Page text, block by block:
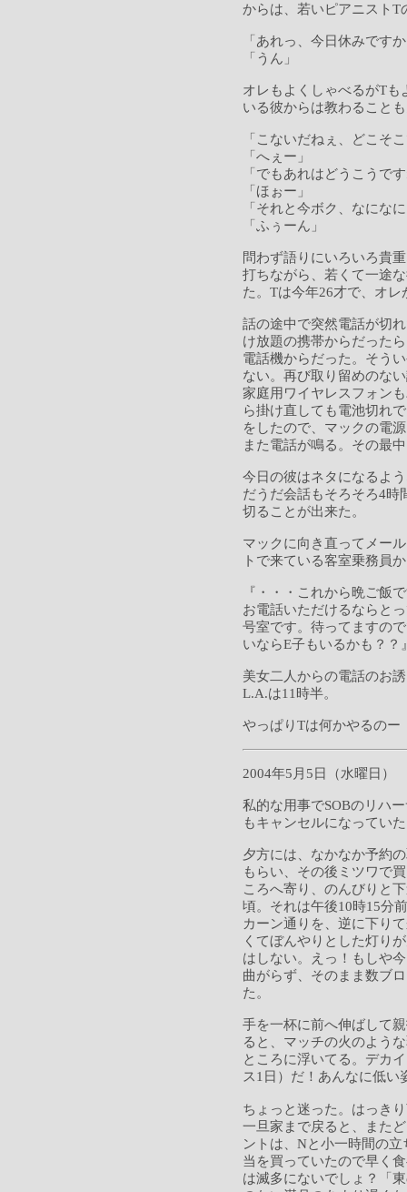
からは、若いピアニスト
「あれっ、今日休みです
「うん」
オレもよくしゃべるがT
いる彼からは教わること
「こないだねぇ、どこそ
「へぇー」
「でもあれはどうこうで
「ほぉー」
「それと今ボク、なにな
「ふぅーん」
問わず語りにいろいろ貴
打ちながら、若くて一途
た。Tは今年26才で、オ
話の途中で突然電話が切
け放題の携帯からだった
電話機からだった。そう
ない。再び取り留めのな
家庭用ワイヤレスフォン
ら掛け直しても電池切れ
をしたので、マックの電
また電話が鳴る。その最
今日の彼はネタになるよ
だうだ会話もそろそろ4時
切ることが出来た。
マックに向き直ってメー
トで来ている客室乗務員
『・・・これから晩ご飯
お電話いただけるならと
号室です。待ってますの
いならE子もいるかも？？
美女二人からの電話のお
L.A.は11時半。
やっぱりTは何かやるのー
2004年5月5日（水曜日）
私的な用事でSOBのリハ
もキャンセルになってい
夕方には、なかなか予約
もらい、その後ミツワで
ころへ寄り、のんびりと
頃。それは午後10時15分
カーン通りを、逆に下り
くてぼんやりとした灯り
はしない。えっ！もしや
曲がらず、そのまま数ブ
た。
手を一杯に前へ伸ばして
ると、マッチの火のよう
ところに浮いてる。デカ
ス1日）だ！あんなに低い
ちょっと迷った。はっき
一旦家まで戻ると、また
ントは、Nと小一時間の
当を買っていたので早く
は滅多にないでしょ？「